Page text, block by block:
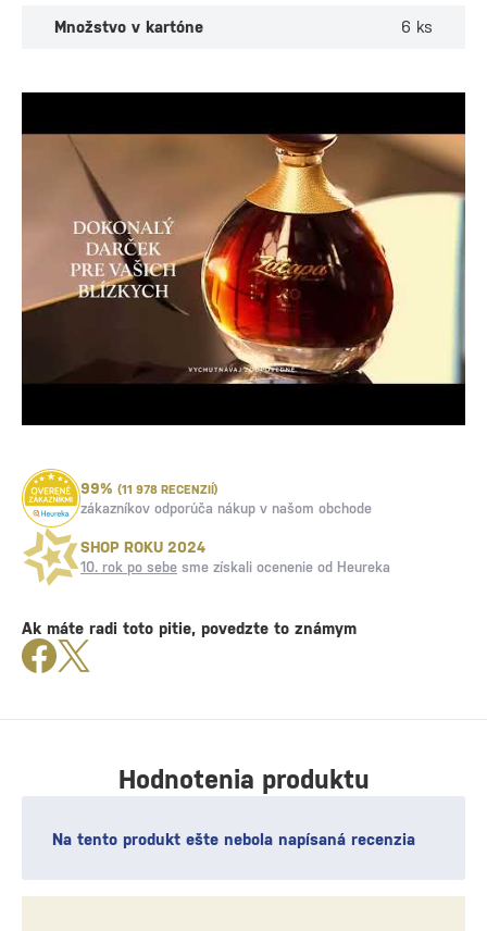
Množstvo v kartóne 6 ks
Hodnotenia produktu
Na tento produkt ešte nebola napísaná recenzia
99% (11 978 RECENZIÍ)
zákazníkov odporúča nákup v našom obchode
SHOP ROKU 2024
10. rok po sebe sme získali ocenenie od Heureka
Ak máte radi toto pitie, povedzte to známym